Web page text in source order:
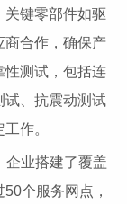
关键零部件如驱
商合作，确保产
性测试，包括连
试、抗震动测试
作。
业搭建了覆盖
个服务网点，